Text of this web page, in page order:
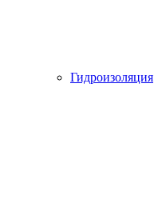
Гидроизоляция